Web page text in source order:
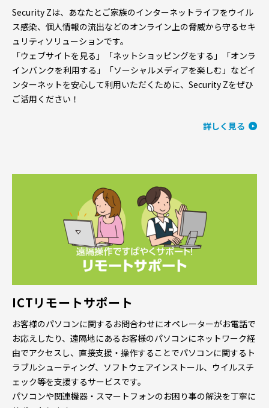
Security Zは、あなたとご家族のインターネットライフをウイル
ス感染、個人情報の流出などのオンライン上の脅威から守るセキ
ュリティソリューションです。
「ウェブサイトを見る」「ネットショッピングをする」「オンラ
インバンクを利用する」「ソーシャルメディアを楽しむ」などイ
ンターネットを安心して利用いただくために、Security Zをぜひ
ご活用ください！
詳しく見る
ICTリモートサポート
お客様のパソコンに関するお問合わせにオペレーターがお電話で
お応えしたり、遠隔地にあるお客様のパソコンにネットワーク経
由でアクセスし、直接支援・操作することでパソコンに関するト
ラブルシューティング、ソフトウェアインストール、ウイルスチ
ェック等を支援するサービスです。
パソコンや関連機器・スマートフォンのお困り事の解決を丁寧に